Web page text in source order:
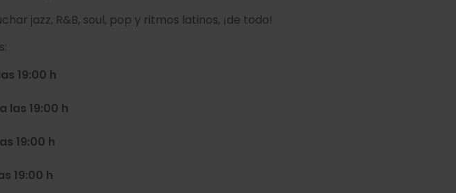
jazz, R&B, soul, pop y ritmos latinos, ¡de todo!
19:00 h
las 19:00 h
19:00 h
19:00 h